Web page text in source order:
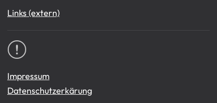
Links (extern)
Impressum
Datenschutzerkärung